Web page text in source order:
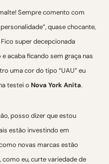
Sempre comento com
quase chocante,
super decepcionada
acaba ficando sem graça nas
uma cor do tipo “UAU” eu
testei o Nova York Anita.
posso dizer que estou
estão investindo em
novas marcas estão
eu, curte variedade de